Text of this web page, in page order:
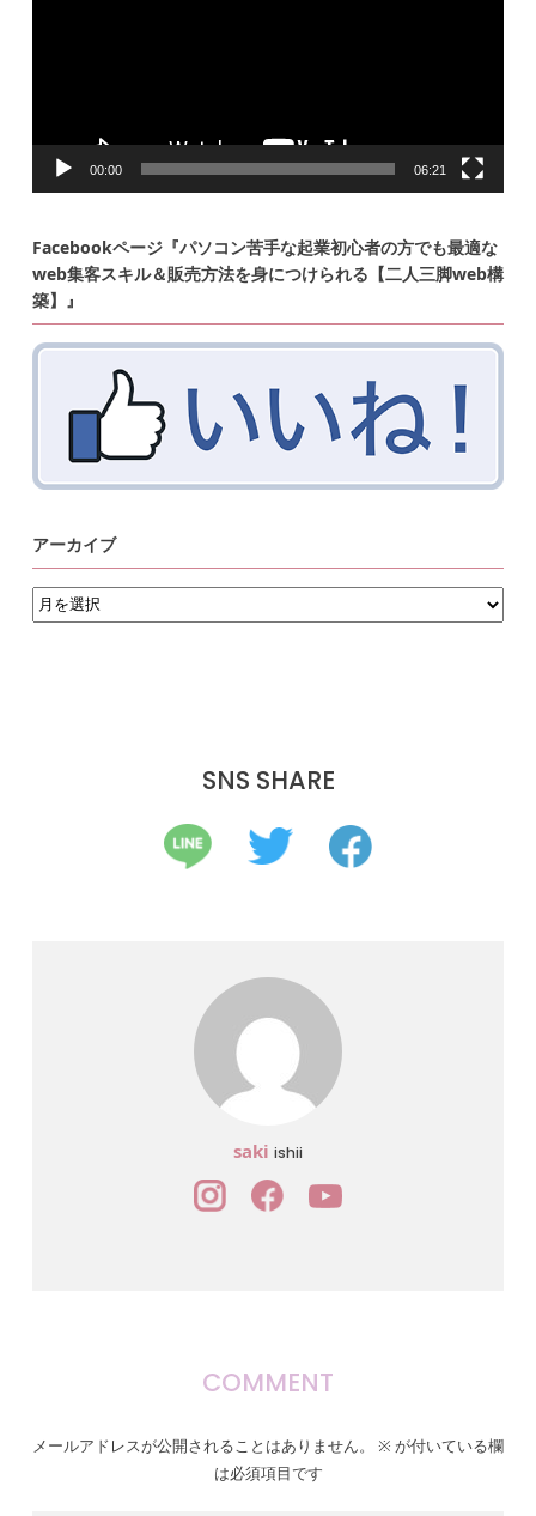
00:00 06:21
Facebookページ『パソコン苦手な起業初心者の方でも最適な
web集客スキル＆販売方法を身につけられる【二人三脚web構
築】』
アーカイブ
ア
ー
カ
SNS SHARE
saki ishii
COMMENT
メールアドレスが公開されることはありません。 ※ が付いている欄
は必須項目です